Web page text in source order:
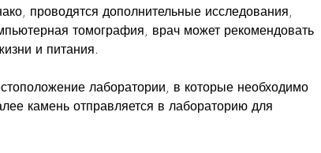
проводятся дополнительные исследования,
томография, врач может рекомендовать
и питания.
лаборатории, в которые необходимо
камень отправляется в лабораторию для